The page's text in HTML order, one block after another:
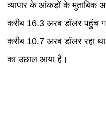
व्यापार के आंकड़ों के
करीब 16.3 अरब डॉलर पहुंच
करीब 10.7 अरब डॉलर रहा
का उछाल आया है।